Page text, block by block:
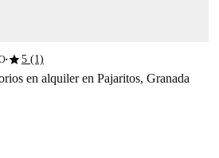
■star5 (1)
en alquiler en Pajaritos, Granada